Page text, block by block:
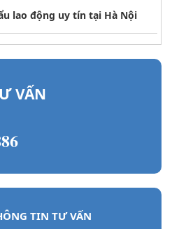
lao động uy tín tại Hà Nội
VẤN
TIN TƯ VẤN